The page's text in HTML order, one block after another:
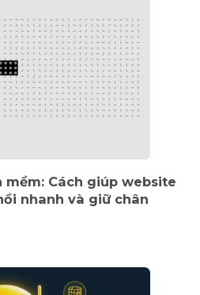
mềm: Cách giúp website
nhanh và giữ chân